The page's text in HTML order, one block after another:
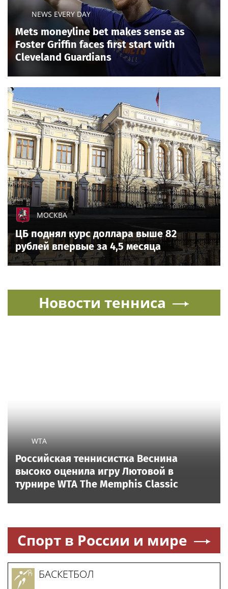
NEWS EVERY DAY
Mets moneyline bet makes sense as
Foster Griffin faces first start with
Cleveland Guardians
МОСКВА
ЦБ поднял курс доллара выше 82
рублей впервые за 4,5 месяца
Новости тенниса
WTA
Российская теннисистка Веснина
высоко оценила игру Лютовой в
турнире WTA The Memphis Classic
Спорт в России и мире
БАСКЕТБОЛ